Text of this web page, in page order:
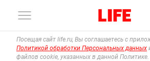
Посещая сайт life.ru, Вы соглашаетесь с
Политикой обработки Персональных данных
файлов cookie, указанных в данной Политике.